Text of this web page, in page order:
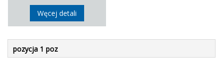
Węcej detali
pozycja 1 poz